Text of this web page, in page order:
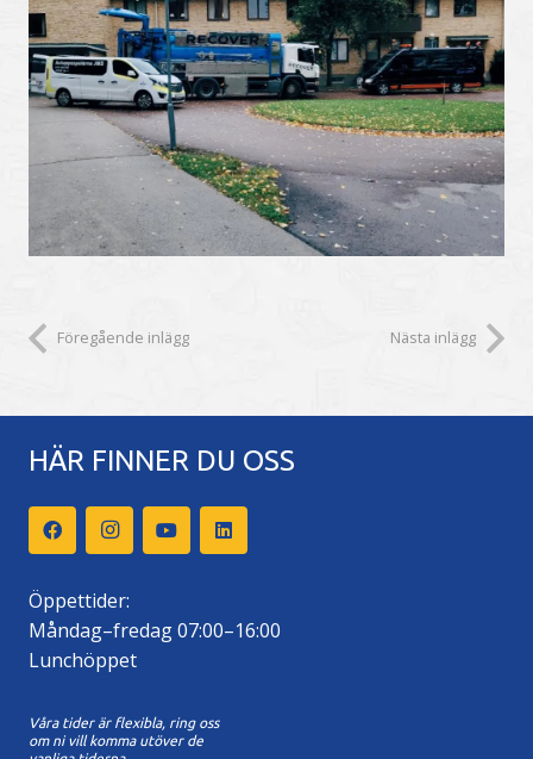
Föregående inlägg Nästa inlägg
HÄR FINNER DU OSS
Öppettider:
Måndag–fredag 07:00–16:00
Lunchöppet
Våra tider är flexibla, ring oss
om ni vill komma utöver de